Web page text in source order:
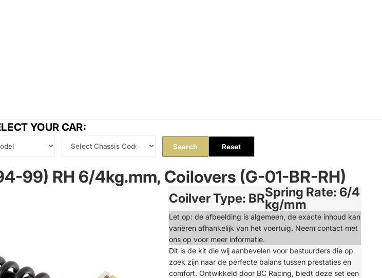
YOUR CAR:
Search Reset
99) RH 6/4kg.mm, Coilovers (G-01-BR-RH)
Coilver Type: BRSpring Rate: 6/4
kg/mm
Let op: de afbeelding is algemeen, de exacte inhoud kan
variëren afhankelijk van het voertuig. Neem contact met
ons op voor meer informatie.
Dit is de kit die wij aanbevelen voor bestuurders die op
zoek zijn naar de perfecte balans tussen prestaties en
comfort. Ontwikkeld door BC Racing, biedt deze set een